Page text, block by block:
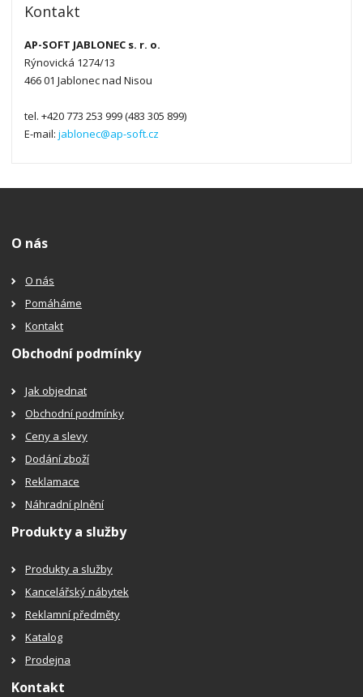
Kontakt
AP-SOFT JABLONEC s. r. o.
Rýnovická 1274/13
466 01 Jablonec nad Nisou
tel. +420 773 253 999 (483 305 899)
E-mail:jablonec@ap-soft.cz
O nás
O nás
Pomáháme
Kontakt
Obchodní podmínky
Jak objednat
Obchodní podmínky
Ceny a slevy
Dodání zboží
Reklamace
Náhradní plnění
Produkty a služby
Produkty a služby
Kancelářský nábytek
Reklamní předměty
Katalog
Prodejna
Kontakt